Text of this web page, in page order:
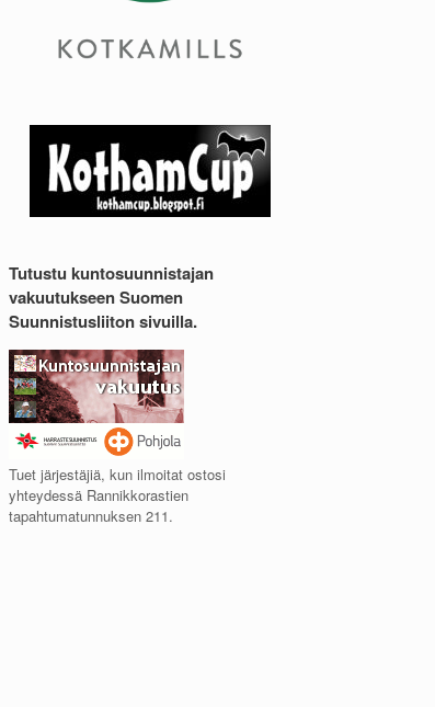
Tutustu kuntosuunnistajan
vakuutukseen Suomen
Suunnistusliiton sivuilla.
Tuet järjestäjiä, kun ilmoitat ostosi
yhteydessä Rannikkorastien
tapahtumatunnuksen 211.